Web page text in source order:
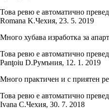
Това ревю е автоматично
Romana K.Чехия, 23. 5. 2019
Много хубава изработка за
Това ревю е автоматично
Panţoiu D.Румъния, 12. 1. 2019
Много практичен и с приятен
Това ревю е автоматично
Ivana C.Чехия, 30. 7. 2018